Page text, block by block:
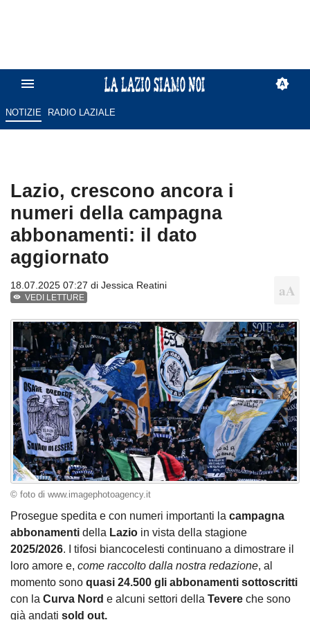
NOTIZIE RADIO LAZIALE
Lazio, crescono ancora i
numeri della campagna
abbonamenti: il dato
aggiornato
18.07.2025 07:27 di Jessica Reatini
VEDI LETTURE
© foto di www.imagephotoagency.it
Prosegue spedita e con numeri importanti la campagna
abbonamenti della Lazio in vista della stagione
2025/2026. I tifosi biancocelesti continuano a dimostrare il
loro amore e, come raccolto dalla nostra redazione, al
momento sono quasi 24.500 gli abbonamenti sottoscritti
con la Curva Nord e alcuni settori della Tevere che sono
già andati sold out.